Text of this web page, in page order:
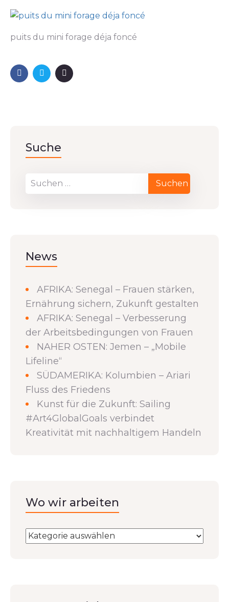
puits du mini forage déja foncé
Suche
News
AFRIKA: Senegal – Frauen stärken,
Ernährung sichern, Zukunft gestalten
AFRIKA: Senegal – Verbesserung
der Arbeitsbedingungen von Frauen
NAHER OSTEN: Jemen – „Mobile
Lifeline“
SÜDAMERIKA: Kolumbien – Ariari
Fluss des Friedens
Kunst für die Zukunft: Sailing
#Art4GlobalGoals verbindet
Kreativität mit nachhaltigem Handeln
Wo wir arbeiten